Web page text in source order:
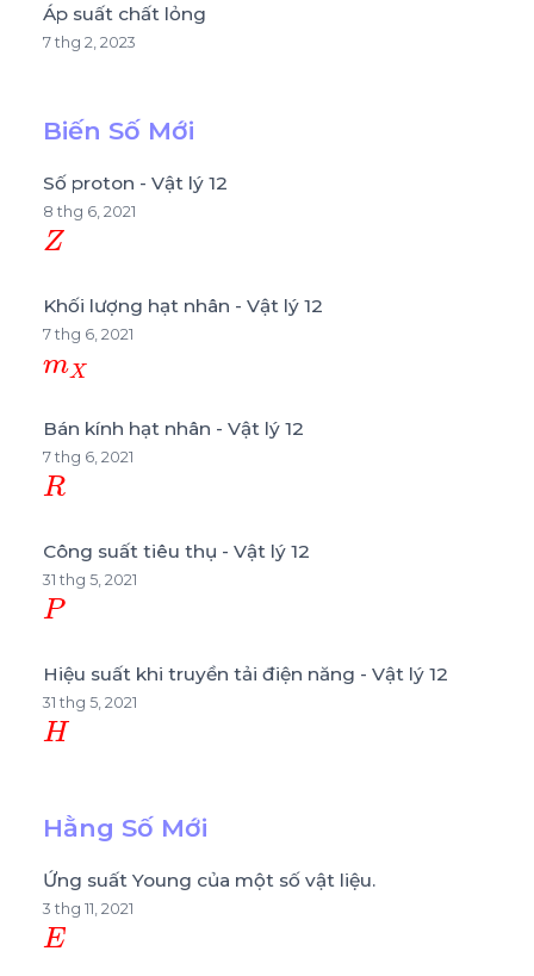
Áp suất chất lỏng
7 thg 2, 2023
Biến Số Mới
Số proton - Vật lý 12
8 thg 6, 2021
Z
Khối lượng hạt nhân - Vật lý 12
7 thg 6, 2021
mX
Bán kính hạt nhân - Vật lý 12
7 thg 6, 2021
R
Công suất tiêu thụ - Vật lý 12
31 thg 5, 2021
P
Hiệu suất khi truyền tải điện năng - Vật lý 12
31 thg 5, 2021
H
Hằng Số Mới
Ứng suất Young của một số vật liệu.
3 thg 11, 2021
E